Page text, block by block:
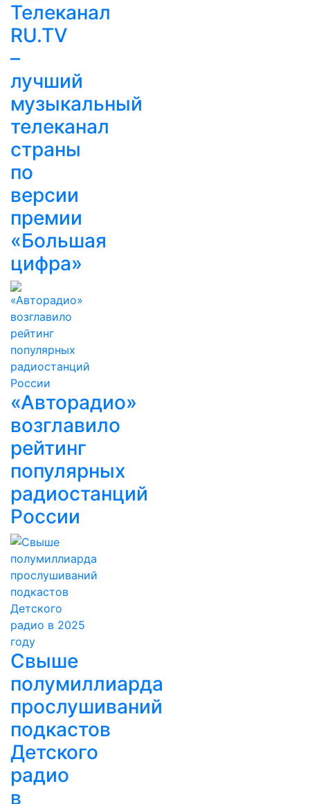
Телеканал
RU.TV
–
лучший
музыкальный
телеканал
страны
по
версии
премии
«Большая
цифра»
«Авторадио»
возглавило
рейтинг
популярных
радиостанций
России
Свыше
полумиллиарда
прослушиваний
подкастов
Детского
радио
в